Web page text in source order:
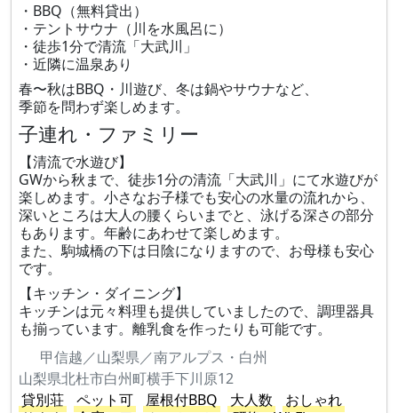
・BBQ（無料貸出）
・テントサウナ（川を水風呂に）
・徒歩1分で清流「大武川」
・近隣に温泉あり
春〜秋はBBQ・川遊び、冬は鍋やサウナなど、
季節を問わず楽しめます。
子連れ・ファミリー
【清流で水遊び】
GWから秋まで、徒歩1分の清流「大武川」にて水遊びが
楽しめます。小さなお子様でも安心の水量の流れから、
深いところは大人の腰くらいまでと、泳げる深さの部分
もあります。年齢にあわせて楽しめます。
また、駒城橋の下は日陰になりますので、お母様も安心
です。
【キッチン・ダイニング】
キッチンは元々料理も提供していましたので、調理器具
も揃っています。離乳食を作ったりも可能です。
甲信越／山梨県／南アルプス・白州
山梨県北杜市白州町横手下川原12
貸別荘
ペット可 屋根付BBQ 大人数
おしゃれ